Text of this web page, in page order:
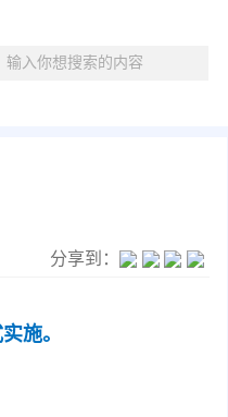
分享到：
施。